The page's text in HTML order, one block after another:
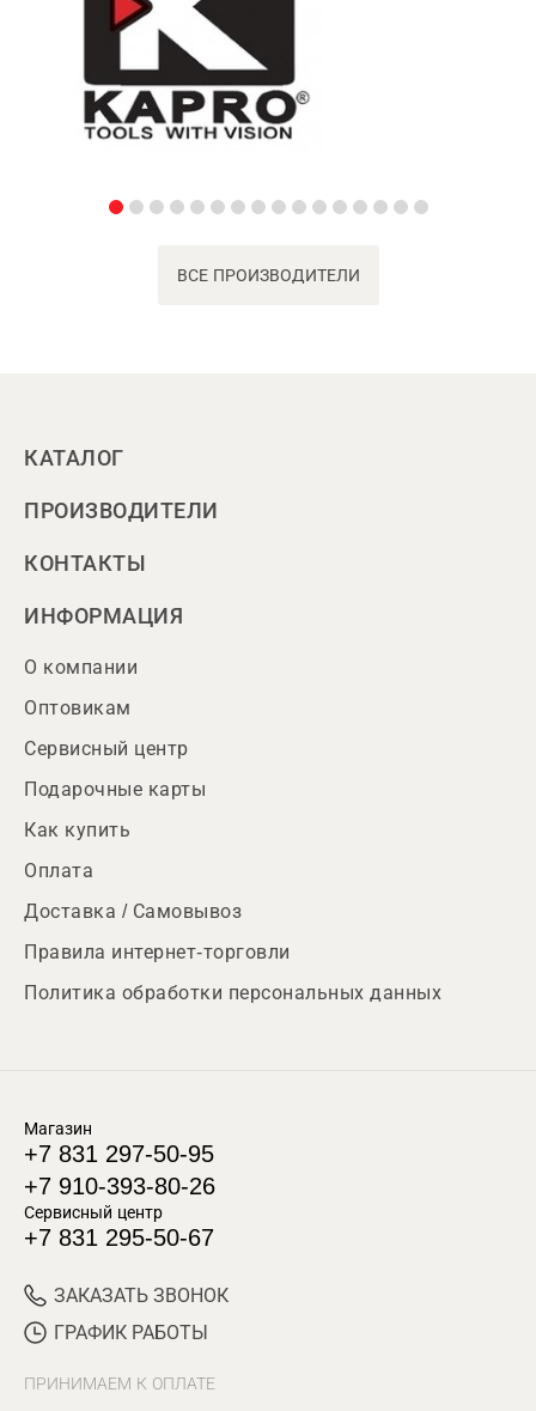
ВСЕ ПРОИЗВОДИТЕЛИ
КАТАЛОГ
ПРОИЗВОДИТЕЛИ
КОНТАКТЫ
ИНФОРМАЦИЯ
О компании
Оптовикам
Сервисный центр
Подарочные карты
Как купить
Оплата
Доставка / Самовывоз
Правила интернет-торговли
Политика обработки персональных данных
Магазин
+7 831 297-50-95
+7 910-393-80-26
Сервисный центр
+7 831 295-50-67
ЗАКАЗАТЬ ЗВОНОК
ГРАФИК РАБОТЫ
ПРИНИМАЕМ К ОПЛАТЕ